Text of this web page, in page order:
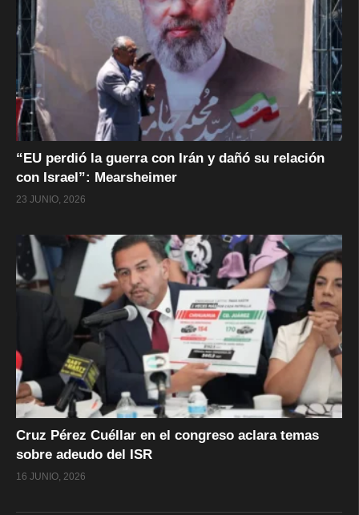
“EU perdió la guerra con Irán y dañó su relación
con Israel”: Mearsheimer
23 JUNIO, 2026
Cruz Pérez Cuéllar en el congreso aclara temas
sobre adeudo del ISR
16 JUNIO, 2026